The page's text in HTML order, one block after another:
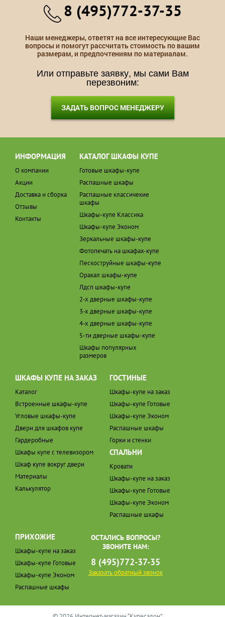
8 (495)772-37-35
Наши менеджеры, ответят на все интересующие Вас
вопросы и помогут рассчитать стоимость по вашим
размерам, и предпочтениям по материалам.
Или отправьте заявку, мы сами Вам
перезвоним:
ЗАДАТЬ ВОПРОС МЕНЕДЖЕРУ
ИНФОРМАЦИЯ
О компании
Акции
Доставка и сборка
Отзывы
Контакты
КАТАЛОГ ШКАФЫ КУПЕ
Готовые шкафы-купе
Распашные шкафы
Распашные классичекие
шкафы
Шкафы-купе Классика
Шкафы-купе Эконом
Зеркальные шкафы-купе
Фотопечать на шкафах-купе
Пескоструйные шкафы-купе
Оракал шкафы-купе
Лдсп шкафы-купе
2-х дверные шкафы-купе
3-х дверные шкафы-купе
4-х дверные шкафы-купе
5-ти дверные шкафы-купе
Шкафы популярных
размеров
ШКАФЫ КУПЕ НА ЗАКАЗ
Каталог
Встроенные шкафы-купе
Угловые шкафы-купе
Двери для шкафов купе
Гардеробные
Шкафы купе с телевизором
Шкаф купе вокруг двери
Материалы
Калькулятор
ГОСТИНЫЕ
Шкафы-купе на заказ
Шкафы-купе Готовые
Шкафы-купе Эконом
Распашные шкафы
Горки и стенки
СПАЛЬНИ
Кровати
Шкафы-купе на заказ
Шкафы-купе Готовые
Шкафы-купе Эконом
Распашные шкафы
ПРИХОЖИЕ
Шкафы-купе на заказ
Шкафы-купе Готовые
Шкафы-купе Эконом
Распашные шкафы
ОСТАЛИСЬ ВОПРОСЫ?
ЗВОНИТЕ НАМ:
8 (495)772-37-35
Заказать обратный звонок